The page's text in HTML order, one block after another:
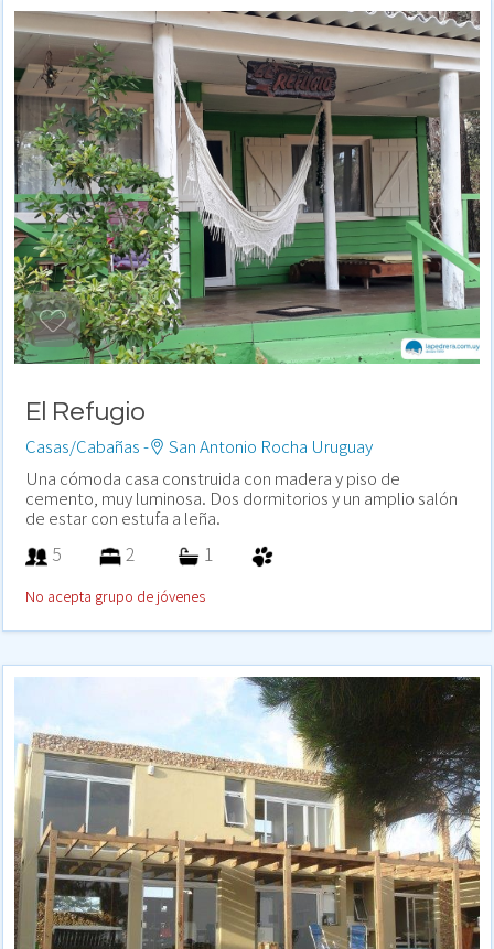
El Refugio
Casas/Cabañas -
San Antonio Rocha Uruguay
Una cómoda casa construida con madera y piso de
cemento, muy luminosa. Dos dormitorios y un amplio salón
de estar con estufa a leña.
5 2 1
No acepta grupo de jóvenes